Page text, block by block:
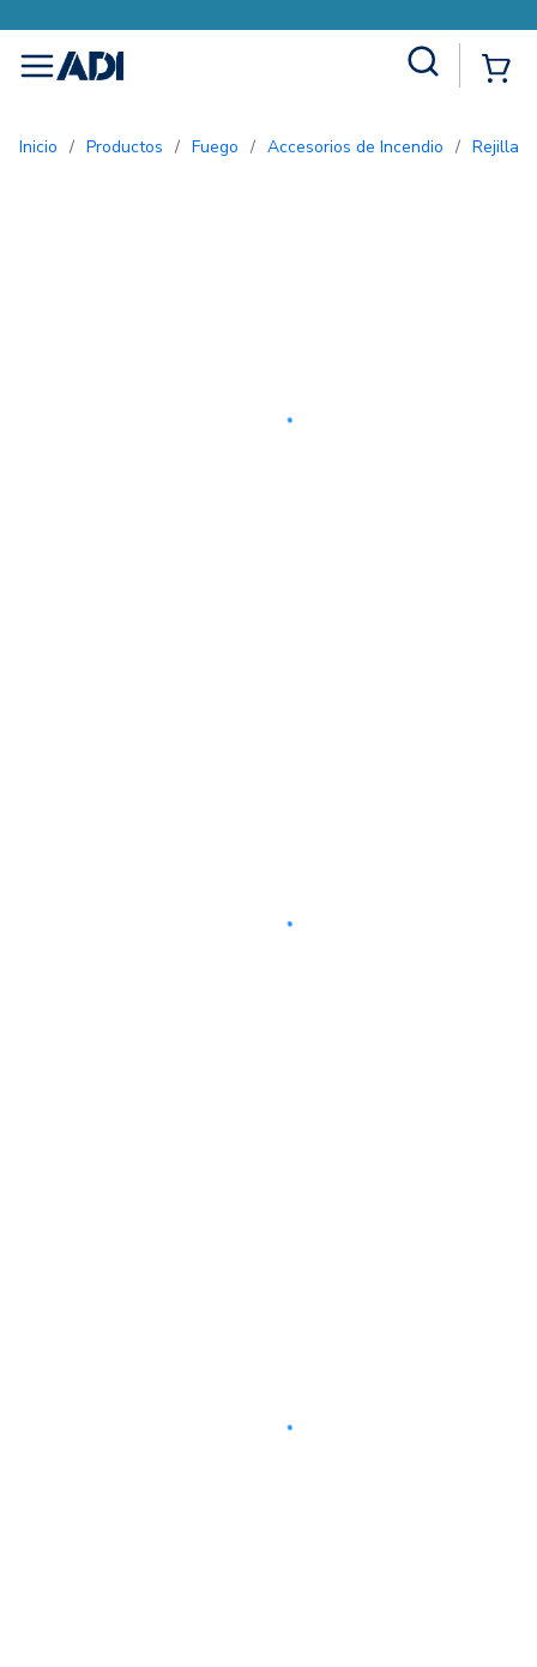
menu
Inicio / Productos / Fuego / Accesorios de Incendio /